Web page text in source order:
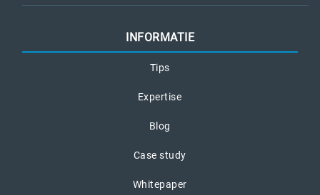
INFORMATIE
Tips
Expertise
Blog
Case study
Whitepaper